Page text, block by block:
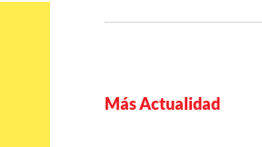
Más Actualidad